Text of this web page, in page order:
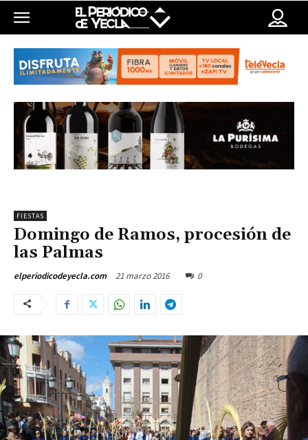
FIESTAS
Domingo de Ramos, procesión de
las Palmas
elperiodicodeyecla.com 21 marzo 2016 0